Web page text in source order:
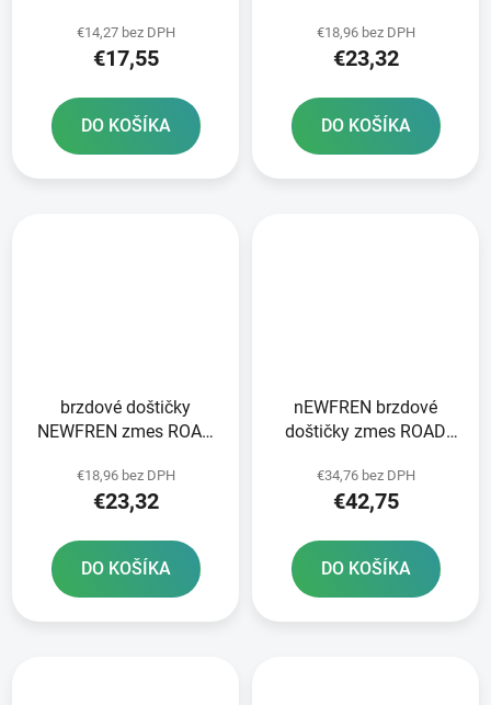
v balení
€14,27 bez DPH
€17,55
DO KOŠÍKA
v balení
€18,96 bez DPH
€23,32
DO KOŠÍKA
brzdové doštičky
NEWFREN zmes ROAD
v balení
€18,96 bez DPH
€23,32
DO KOŠÍKA
nEWFREN brzdové
doštičky zmes ROAD
ks v balení
€34,76 bez DPH
€42,75
DO KOŠÍKA